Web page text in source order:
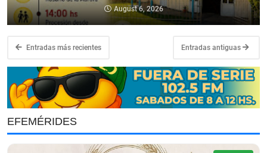
August 6, 2026
Entradas más recientes Entradas antiguas
EFEMÉRIDES